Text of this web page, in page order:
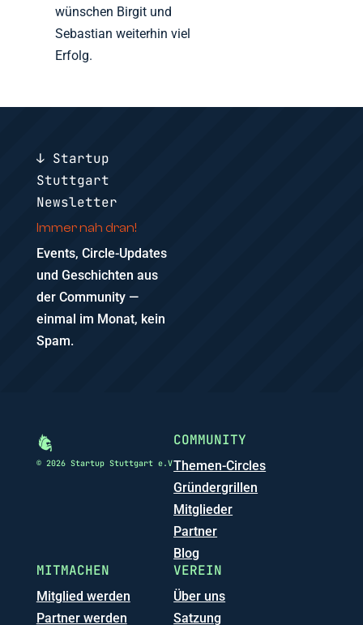
wünschen Birgit und
Sebastian weiterhin viel
Erfolg.
↓ Startup
Stuttgart
Newsletter
Immer nah dran!
Events, Circle-Updates
und Geschichten aus
der Community —
einmal im Monat, kein
Spam.
© 2026 Startup Stuttgart e.V
COMMUNITY
Themen-Circles
Gründergrillen
Mitglieder
Partner
Blog
MITMACHEN
Mitglied werden
Partner werden
VEREIN
Über uns
Satzung